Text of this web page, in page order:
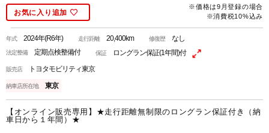
お気に入り追加
※価格は9月登録の場合
※消費税10%込み
年式2024年(R6年) 走行距離20,400km 修復歴なし
法定整備定期点検整備付 保証ロングラン保証(1年間)付
販売店トヨタモビリティ東京
納車店所在地東京
【オンライン販売専用】★走行距離無制限のロングラン保証付き（納
車日から１年間）★